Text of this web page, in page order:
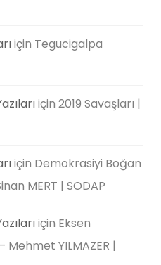
için Tegucigalpa
için2019 Savaşları |
için Demokrasiyi Boğan
MERT | SODAP
için Eksen
Mehmet YILMAZER |